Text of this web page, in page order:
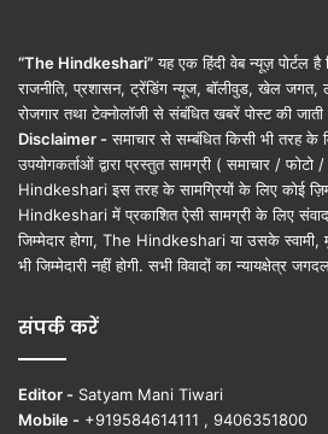
“The Hindkeshari”यह एक हिंदी वेब न्यूज़ पोर्टल
राजनीति, प्रशासन, ट्रेंडिंग न्यूज, बॉलीवुड, खेल जगत,
रोजगार तथा टेक्नोलॉजी से संबंधित खबरें पोस्ट की जाती
Disclaimer - समाचार से सम्बंधित किसी भी तरह के
उपयोगकर्ताओं द्वारा प्रस्तुत सामग्री ( समाचार / फोटो
Hindkeshari इस तरह के सामग्रियों के लिए कोई
Hindkeshari में प्रकाशित ऐसी सामग्री के लिए
जिम्मेदार होगा, The Hindkeshari या उसके
भी जिम्मेदारी नहीं होगी. सभी विवादों का न्यायक्षेत्र
संपर्क करें
Editor - Satyam Mani Tiwari
Mobile - +919584614111 , 9406351800